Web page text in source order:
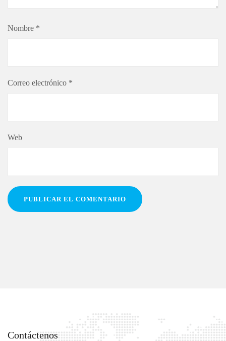
Nombre *
Correo electrónico *
Web
Contáctenos